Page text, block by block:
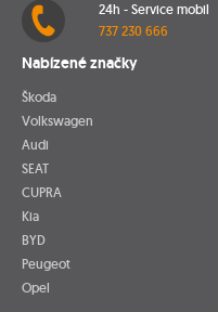
24h - Service mobil
737 230 666
Nabízené značky
Škoda
Volkswagen
Audi
SEAT
CUPRA
Kia
BYD
Peugeot
Opel